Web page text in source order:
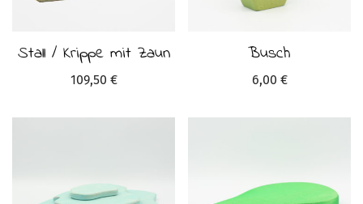
Stall / Krippe mit Zaun
109,50 €
Busch
6,00 €